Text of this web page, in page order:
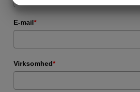
E-mail*
Virksomhed*